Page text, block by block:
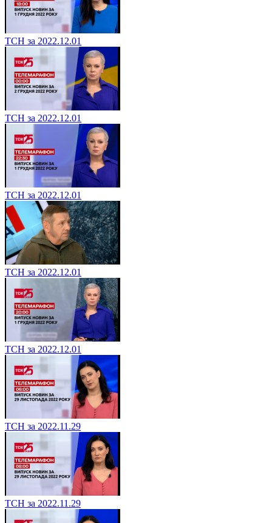
ТСН за 2022.12.01
ТСН за 2022.12.01
ТСН за 2022.12.01
ТСН за 2022.12.01
ТСН за 2022.12.01
ТСН за 2022.11.29
ТСН за 2022.11.29